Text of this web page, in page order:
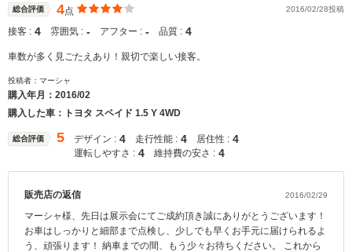
総合評価 4点 2016/02/28投稿
接客 : 4 雰囲気 : ‐ アフター : ‐ 品質 : 4
車数が多く見ごたえあり！親切で楽しい接客。
投稿者：マーシャ
購入年月： 2016/02
購入した車：トヨタ スペイド 1.5 Y 4WD
総合評価 5 デザイン : 4 走行性能 : 4 居住性 : 4
運転しやすさ : 4 維持費の安さ : 4
販売店の返信 2016/02/29
マーシャ様、先日は展示会にてご成約頂き誠にありがとうございます！
お車はしっかりと細部まで点検し、少しでも早くお手元に届けられるよ
う、頑張ります！ 納車までの間、もう少々お待ちください。 これから